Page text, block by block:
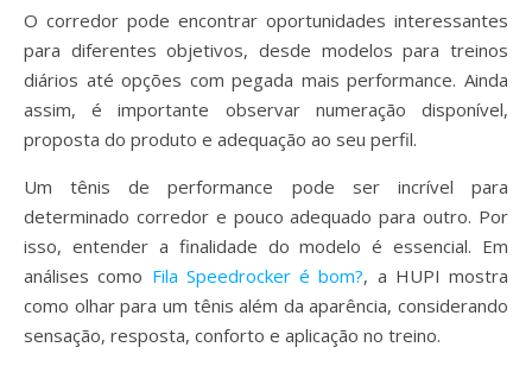
O corredor pode encontrar oportunidades interessantes
para diferentes objetivos, desde modelos para treinos
diários até opções com pegada mais performance. Ainda
assim, é importante observar numeração disponível,
proposta do produto e adequação ao seu perfil.
Um tênis de performance pode ser incrível para
determinado corredor e pouco adequado para outro. Por
isso, entender a finalidade do modelo é essencial. Em
análises como Fila Speedrocker é bom?, a HUPI mostra
como olhar para um tênis além da aparência, considerando
sensação, resposta, conforto e aplicação no treino.